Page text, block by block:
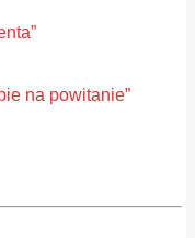
na powitanie”